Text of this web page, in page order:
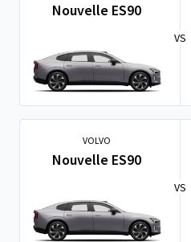
Nouvelle ES90
VS
VOLVO
Nouvelle ES90
VS